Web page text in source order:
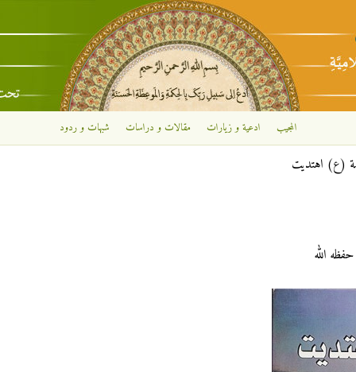
تجاوز إلى المحتوى الرئيسي
المجيب ادعية و زيارات مقالات و دراسات شبهات و ردود
(ع) اهتديت
حفظه الله